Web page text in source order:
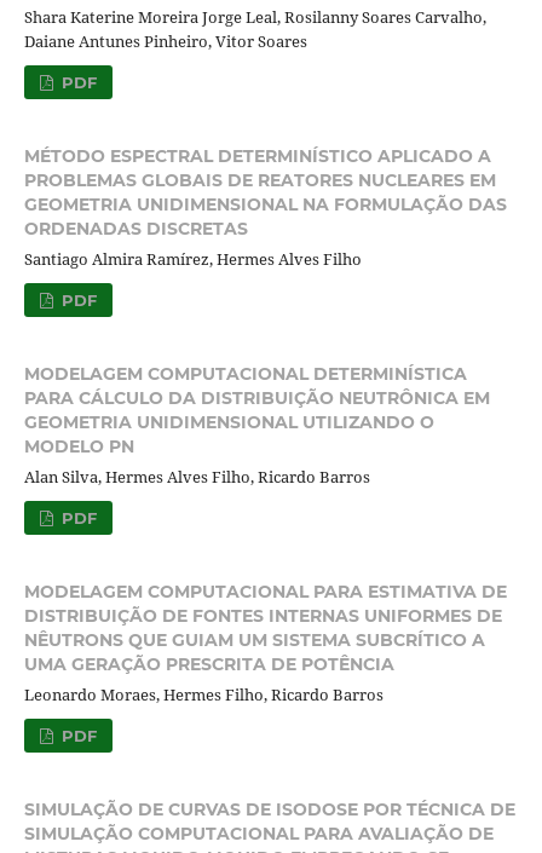
Shara Katerine Moreira Jorge Leal, Rosilanny Soares Carvalho,
Daiane Antunes Pinheiro, Vitor Soares
PDF
MÉTODO ESPECTRAL DETERMINÍSTICO APLICADO A
PROBLEMAS GLOBAIS DE REATORES NUCLEARES EM
GEOMETRIA UNIDIMENSIONAL NA FORMULAÇÃO DAS
ORDENADAS DISCRETAS
Santiago Almira Ramírez, Hermes Alves Filho
PDF
MODELAGEM COMPUTACIONAL DETERMINÍSTICA
PARA CÁLCULO DA DISTRIBUIÇÃO NEUTRÔNICA EM
GEOMETRIA UNIDIMENSIONAL UTILIZANDO O
MODELO PN
Alan Silva, Hermes Alves Filho, Ricardo Barros
PDF
MODELAGEM COMPUTACIONAL PARA ESTIMATIVA DE
DISTRIBUIÇÃO DE FONTES INTERNAS UNIFORMES DE
NÊUTRONS QUE GUIAM UM SISTEMA SUBCRÍTICO A
UMA GERAÇÃO PRESCRITA DE POTÊNCIA
Leonardo Moraes, Hermes Filho, Ricardo Barros
PDF
SIMULAÇÃO DE CURVAS DE ISODOSE POR TÉCNICA DE
SIMULAÇÃO COMPUTACIONAL PARA AVALIAÇÃO DE